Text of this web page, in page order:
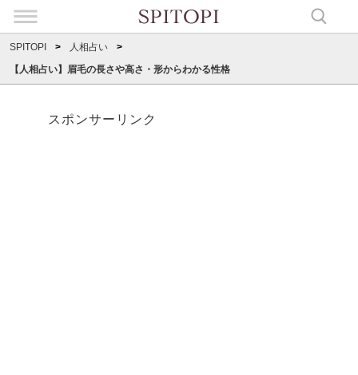
SPITOPI
人相占い
【人相占い】眉毛の長さや高さ・形からわかる性格
スポンサーリンク